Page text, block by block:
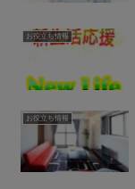
お役立ち情報
お役立ち情報